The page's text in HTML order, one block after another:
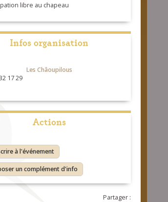
libre au chapeau
Infos organisation
Les Châoupilous
17 29
Actions
à l'événement
un complément d'info
Partager :